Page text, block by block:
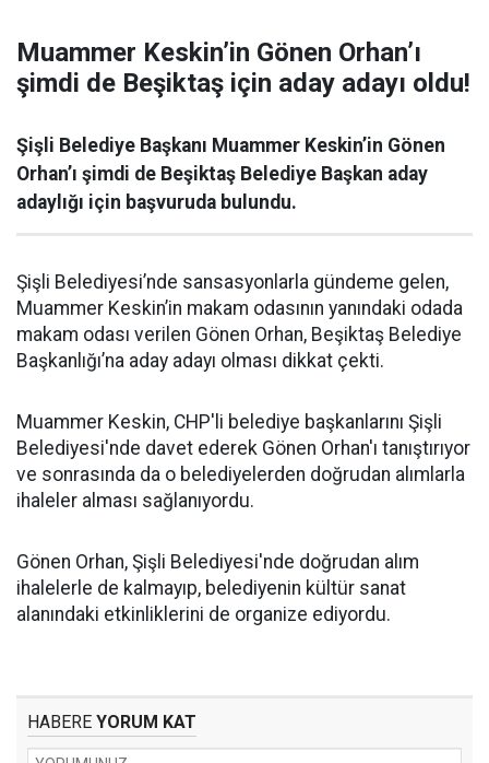
Muammer Keskin’in Gönen Orhan’ı
şimdi de Beşiktaş için aday adayı oldu!
Şişli Belediye Başkanı Muammer Keskin’in Gönen
Orhan’ı şimdi de Beşiktaş Belediye Başkan aday
adaylığı için başvuruda bulundu.
Şişli Belediyesi’nde sansasyonlarla gündeme gelen,
Muammer Keskin’in makam odasının yanındaki odada
makam odası verilen Gönen Orhan, Beşiktaş Belediye
Başkanlığı’na aday adayı olması dikkat çekti.
Muammer Keskin, CHP'li belediye başkanlarını Şişli
Belediyesi'nde davet ederek Gönen Orhan'ı tanıştırıyor
ve sonrasında da o belediyelerden doğrudan alımlarla
ihaleler alması sağlanıyordu.
Gönen Orhan, Şişli Belediyesi'nde doğrudan alım
ihalelerle de kalmayıp, belediyenin kültür sanat
alanındaki etkinliklerini de organize ediyordu.
HABERE YORUM KAT